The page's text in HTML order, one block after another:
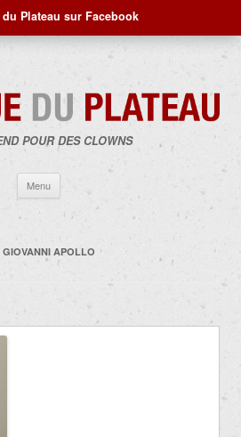
Plateau sur Facebook
POUR DES CLOWNS
Menu
contenu
GIOVANNI APOLLO